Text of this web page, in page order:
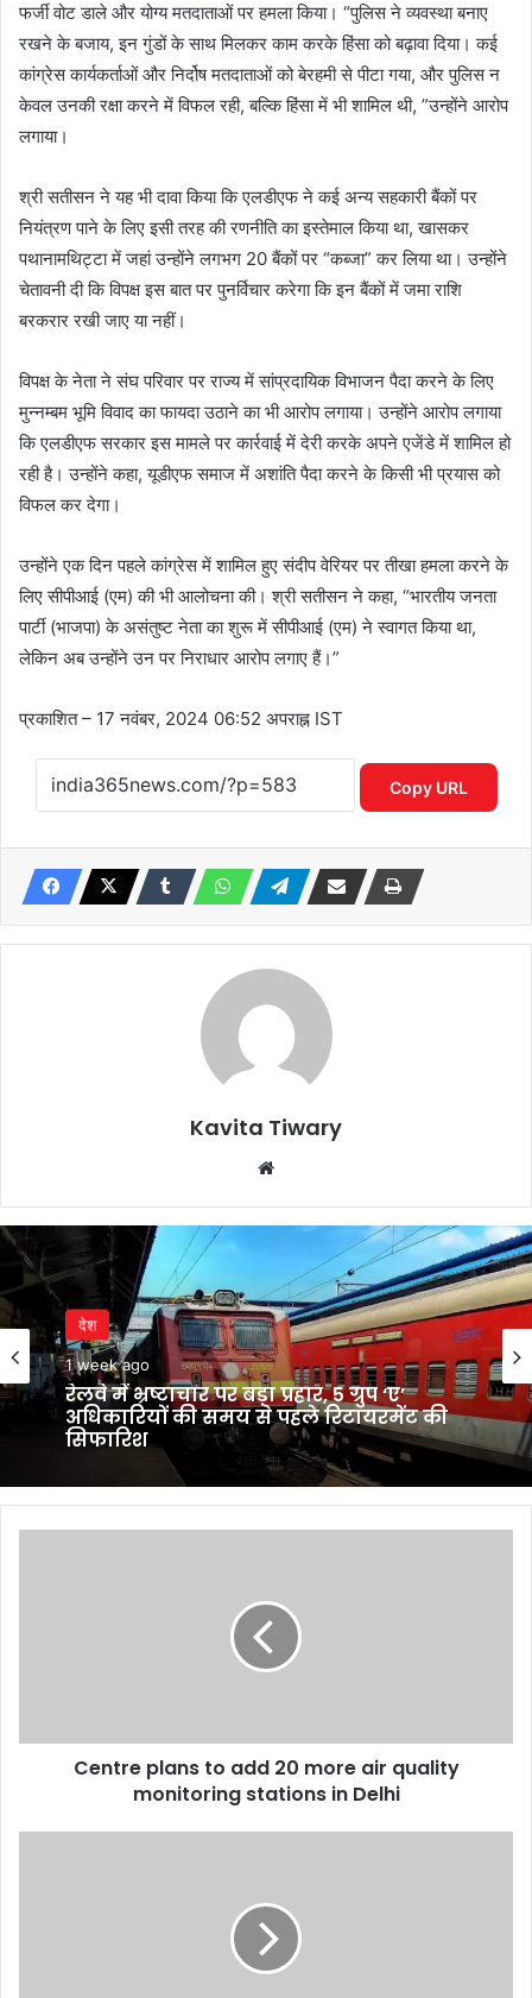
फर्जी वोट डाले और योग्य मतदाताओं पर हमला किया। “पुलिस ने व्यवस्था बनाए
रखने के बजाय, इन गुंडों के साथ मिलकर काम करके हिंसा को बढ़ावा दिया। कई
कांग्रेस कार्यकर्ताओं और निर्दोष मतदाताओं को बेरहमी से पीटा गया, और पुलिस न
केवल उनकी रक्षा करने में विफल रही, बल्कि हिंसा में भी शामिल थी, ”उन्होंने आरोप
लगाया।
श्री सतीसन ने यह भी दावा किया कि एलडीएफ ने कई अन्य सहकारी बैंकों पर
नियंत्रण पाने के लिए इसी तरह की रणनीति का इस्तेमाल किया था, खासकर
पथानामथिट्टा में जहां उन्होंने लगभग 20 बैंकों पर “कब्जा” कर लिया था। उन्होंने
चेतावनी दी कि विपक्ष इस बात पर पुनर्विचार करेगा कि इन बैंकों में जमा राशि
बरकरार रखी जाए या नहीं।
विपक्ष के नेता ने संघ परिवार पर राज्य में सांप्रदायिक विभाजन पैदा करने के लिए
मुन्नम्बम भूमि विवाद का फायदा उठाने का भी आरोप लगाया। उन्होंने आरोप लगाया
कि एलडीएफ सरकार इस मामले पर कार्रवाई में देरी करके अपने एजेंडे में शामिल हो
रही है। उन्होंने कहा, यूडीएफ समाज में अशांति पैदा करने के किसी भी प्रयास को
विफल कर देगा।
उन्होंने एक दिन पहले कांग्रेस में शामिल हुए संदीप वेरियर पर तीखा हमला करने के
लिए सीपीआई (एम) की भी आलोचना की। श्री सतीसन ने कहा, “भारतीय जनता
पार्टी (भाजपा) के असंतुष्ट नेता का शुरू में सीपीआई (एम) ने स्वागत किया था,
लेकिन अब उन्होंने उन पर निराधार आरोप लगाए हैं।”
प्रकाशित– 17 नवंबर, 2024 06:52 अपराह्न IST
Copy URL
Kavita Tiwary
देश
1 week ago
रेलवे में भ्रष्टाचार पर बड़ा प्रहार, 5 ग्रुप ‘ए’
अधिकारियों की समय से पहले रिटायरमेंट की
सिफारिश
monitoring
stationsCentre plans to add 20 more air quality
monitoring stations in Delhi